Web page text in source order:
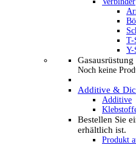
T-
Y-
Gasausrüstung
Noch keine
Additive &
Additive
Bestellen Sie
erhältlich ist.
Produkt